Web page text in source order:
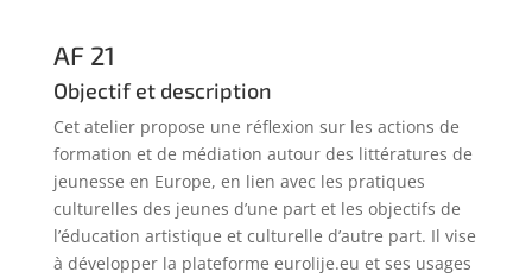
AF 21
Objectif et description
Cet atelier propose une réflexion sur les actions de
formation et de médiation autour des littératures de
jeunesse en Europe, en lien avec les pratiques
culturelles des jeunes d’une part et les objectifs de
l’éducation artistique et culturelle d’autre part. Il vise
à développer la plateforme eurolije.eu et ses usages